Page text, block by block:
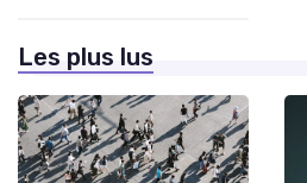
Les plus lus